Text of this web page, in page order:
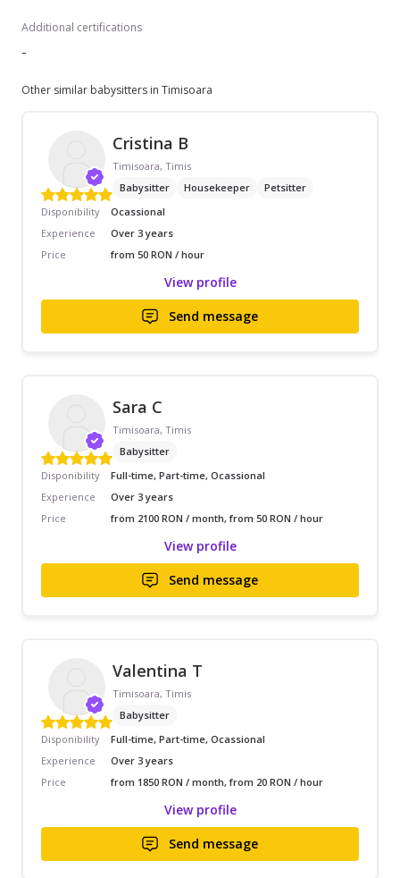
Additional certifications
-
Other similar babysitters in Timisoara
Cristina B
Timisoara, Timis
Babysitter
Housekeeper
Petsitter
Disponibility
Ocassional
Experience
Over 3 years
Price
from 50 RON / hour
View profile
Send message
Sara C
Timisoara, Timis
Babysitter
Disponibility
Full-time, Part-time, Ocassional
Experience
Over 3 years
Price
from 2100 RON / month, from 50 RON / hour
View profile
Send message
Valentina T
Timisoara, Timis
Babysitter
Disponibility
Full-time, Part-time, Ocassional
Experience
Over 3 years
Price
from 1850 RON / month, from 20 RON / hour
View profile
Send message